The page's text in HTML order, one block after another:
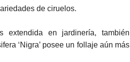
de ciruelos.
extendida en jardinería, también
‘Nigra’ posee un follaje aún más